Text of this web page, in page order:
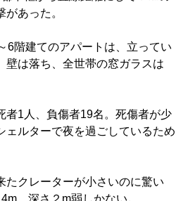
あった。
階建てのアパートは、立ってい
壁は落ち、全世帯の窓ガラスは
1人、負傷者19名。死傷者が少
ェルターで夜を過ごしているため
クレーターが小さいのに驚い
、深さ２m弱しかない。